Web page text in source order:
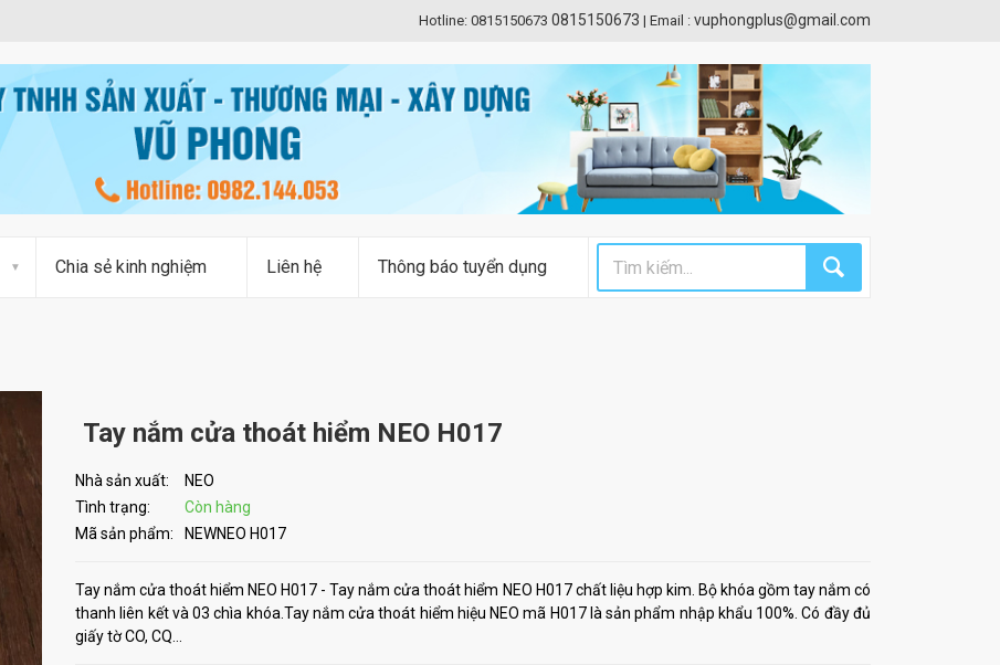
Hotline: 0815150673 0815150673 | Email : vuphongplus@gmail.com
Chia sẻ kinh nghiệm Liên hệ Thông báo tuyển dụng
Tay nắm cửa thoát hiểm NEO H017
Nhà sản xuất:
NEO
Tình trạng:
Còn hàng
Mã sản phẩm:
NEWNEO H017
Tay nắm cửa thoát hiểm NEO H017 - Tay nắm cửa thoát hiểm NEO H017 chất liệu hợp kim. Bộ khóa gồm tay nắm có
thanh liên kết và 03 chìa khóa.Tay nắm cửa thoát hiểm hiệu NEO mã H017 là sản phẩm nhập khẩu 100%. Có đầy đủ
giấy tờ CO, CQ...